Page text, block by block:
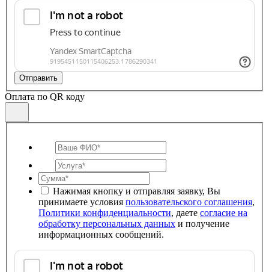
Отправить
Оплата по QR коду
Нажимая кнопку и отправляя заявку, Вы
принимаете условия пользовательского соглашения,
Политики конфиденциальности, даете согласие на
обработку персональных данных и получение
информационных сообщений.